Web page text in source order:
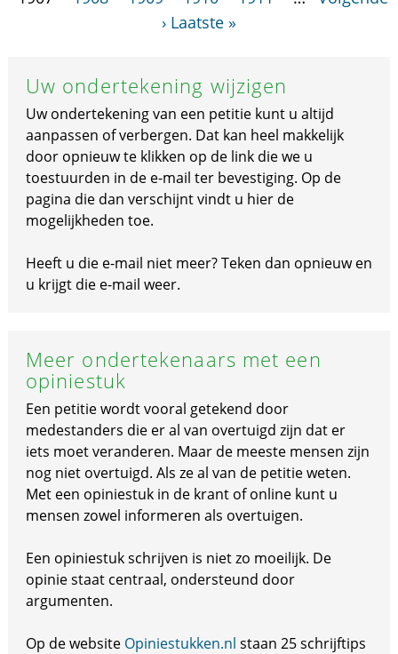
› Laatste »
Uw ondertekening wijzigen
Uw ondertekening van een petitie kunt u altijd
aanpassen of verbergen. Dat kan heel makkelijk
door opnieuw te klikken op de link die we u
toestuurden in de e-mail ter bevestiging. Op de
pagina die dan verschijnt vindt u hier de
mogelijkheden toe.
Heeft u die e-mail niet meer? Teken dan opnieuw en
u krijgt die e-mail weer.
Meer ondertekenaars met een
opiniestuk
Een petitie wordt vooral getekend door
medestanders die er al van overtuigd zijn dat er
iets moet veranderen. Maar de meeste mensen zijn
nog niet overtuigd. Als ze al van de petitie weten.
Met een opiniestuk in de krant of online kunt u
mensen zowel informeren als overtuigen.
Een opiniestuk schrijven is niet zo moeilijk. De
opinie staat centraal, ondersteund door
argumenten.
Op de website Opiniestukken.nl staan 25 schrijftips